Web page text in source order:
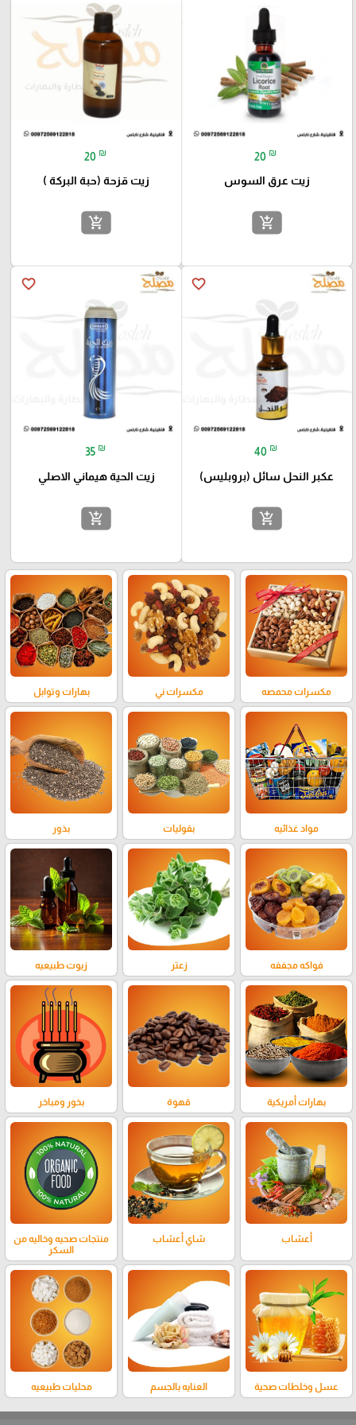
20 ₪
زيت عرق السوس
add_shopping_cart
20 ₪
زيت قزحة (حبة البركة )
add_shopping_cart
favorite_border
40 ₪
عكبر النحل سائل (بروبليس)
add_shopping_cart
favorite_border
35 ₪
زيت الحية هيماني الاصلي
add_shopping_cart
مكسرات محمصه مكسرات ني بهارات وتوابل
مواد غذائيه بقوليات بذور
فواكه مجففه زعتر زيوت طبيعيه
بهارات أمريكية قهوة بخور ومباخر
أعشاب شاي أعشاب
منتجات صحيه وخاليه من
السكر
عسل وخلطات صحية العنايه بالجسم محليات طبيعيه